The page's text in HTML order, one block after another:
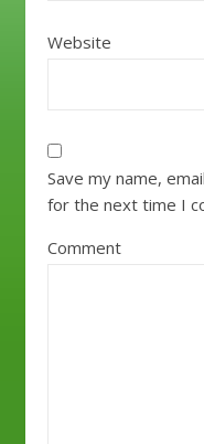
Website
Save my name,
for the next time I
Comment